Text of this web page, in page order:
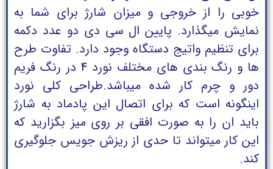
خوبی را از خروجی و میزان شارژ برای شما به
نمایش میگذارد. پایین ال سی دی دو عدد دکمه
برای تنظیم واتیج دستگاه وجود دارد. تفاوت طرح
ها و رنگ بندی های مختلف نورد 4 در رنگ فریم
دور و چرم کار شده میباشد.طراحی کلی نورد
اینگونه است که برای اتصال این پادماد به شارژ
باید ان را به صورت افقی بر روی میز بگزارید که
این کار میتواند تا حدی از ریزش جویس جلوگیری
کند.